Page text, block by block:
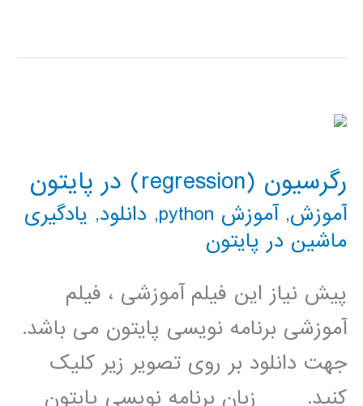
رگرسیون (regression) در پایتون
آموزش,آموزش python , دانلود, یادگیری
ماشین در پایتون
پیش نیاز این فیلم آموزشی ، فیلم
آموزشی برنامه نویسی پایتون می باشد.
جهت دانلود بر روی تصویر زیر کلیک
کنید. زبان برنامه نویسی پایتون